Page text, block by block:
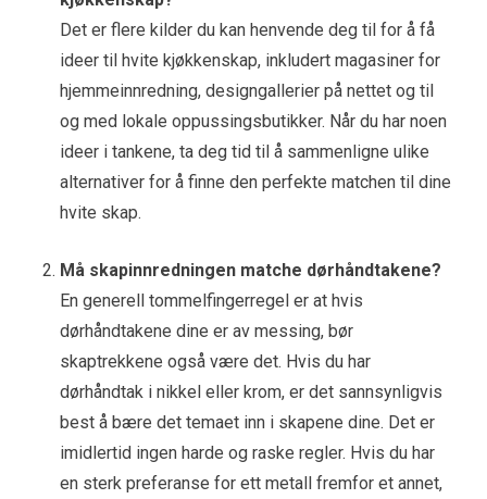
Det er flere kilder du kan henvende deg til for å få
ideer til hvite kjøkkenskap, inkludert magasiner for
hjemmeinnredning, designgallerier på nettet og til
og med lokale oppussingsbutikker. Når du har noen
ideer i tankene, ta deg tid til å sammenligne ulike
alternativer for å finne den perfekte matchen til dine
hvite skap.
Må skapinnredningen matche dørhåndtakene?
En generell tommelfingerregel er at hvis
dørhåndtakene dine er av messing, bør
skaptrekkene også være det. Hvis du har
dørhåndtak i nikkel eller krom, er det sannsynligvis
best å bære det temaet inn i skapene dine. Det er
imidlertid ingen harde og raske regler. Hvis du har
en sterk preferanse for ett metall fremfor et annet,